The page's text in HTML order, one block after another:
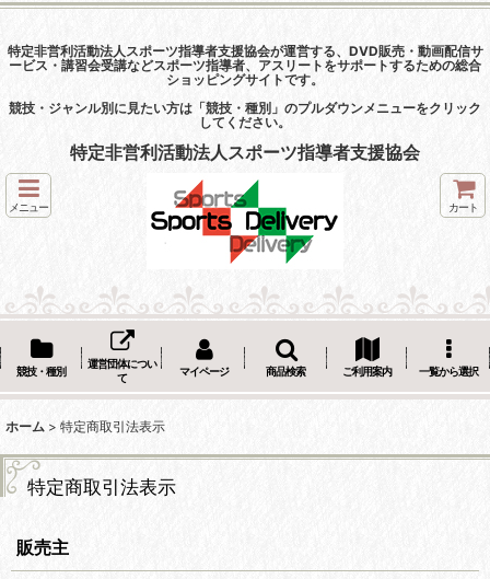
特定非営利活動法人スポーツ指導者支援協会が運営する、DVD販売・動画配信サ
ービス・講習会受講などスポーツ指導者、アスリートをサポートするための総合
ショッピングサイトです。
競技・ジャンル別に見たい方は「競技・種別」のプルダウンメニューをクリック
してください。
特定非営利活動法人スポーツ指導者支援協会
メニュー カート
競技・種別
運営団体につい
て
マイページ 商品検索 ご利用案内 一覧から選択
ホーム > 特定商取引法表示
特定商取引法表示
販売主